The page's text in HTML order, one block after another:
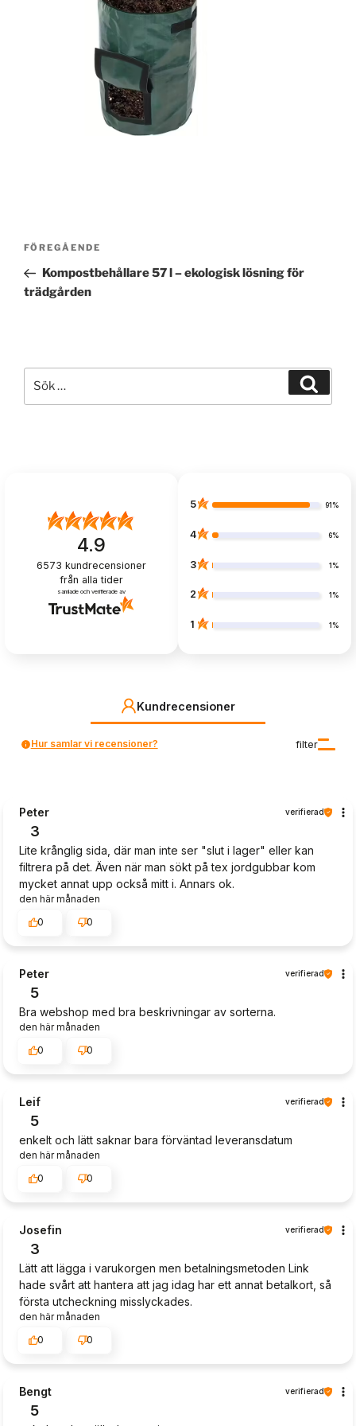
Inläggsnavigering
Föregående
inlägg
FÖREGÅENDE
Kompostbehållare 57 l – ekologisk lösning för
trädgården
efter:
4.9
6573 kundrecensioner
från alla tider
samlade och verifierade av
5 91%
4 6%
3 1%
2 1%
1 1%
Kundrecensioner
filter
Hur samlar vi recensioner?
Peter verifierad
3
Lite krånglig sida, där man inte ser "slut i lager" eller kan
filtrera på det. Även när man sökt på tex jordgubbar kom
mycket annat upp också mitt i. Annars ok.
den här månaden
0
0
Peter verifierad
5
Bra webshop med bra beskrivningar av sorterna.
den här månaden
0
0
Leif verifierad
5
enkelt och lätt saknar bara förväntad leveransdatum
den här månaden
0
0
Josefin verifierad
3
Lätt att lägga i varukorgen men betalningsmetoden Link
hade svårt att hantera att jag idag har ett annat betalkort, så
första utcheckning misslyckades.
den här månaden
0
0
Bengt verifierad
5